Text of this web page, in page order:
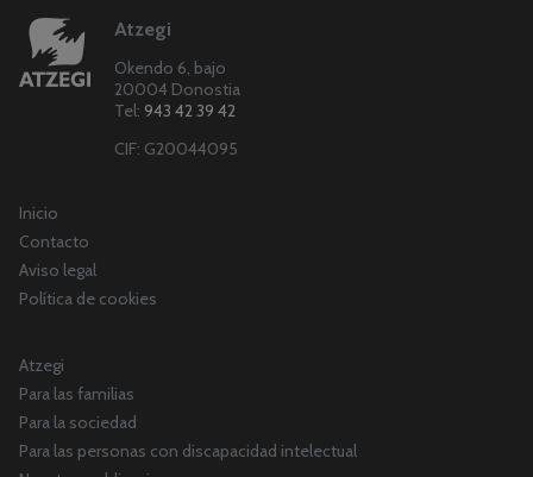
Atzegi
Okendo 6, bajo
20004 Donostia
Tel: 943 42 39 42
CIF: G20044095
Inicio
Contacto
Aviso legal
Política de cookies
Atzegi
Para las familias
Para la sociedad
Para las personas con discapacidad intelectual